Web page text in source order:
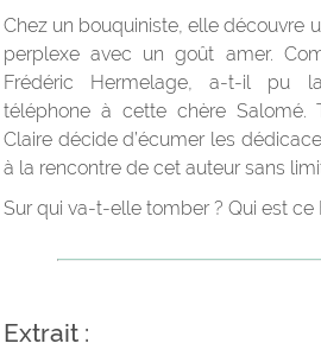
Chez un bouquiniste, elle découvre
perplexe avec un goût amer.
Frédéric Hermelage, a-t-il pu
téléphone à cette chère Salomé.
Claire décide d’écumer les
à la rencontre de cet auteur sans
Sur qui va-t-elle tomber ? Qui est ce
Extrait :